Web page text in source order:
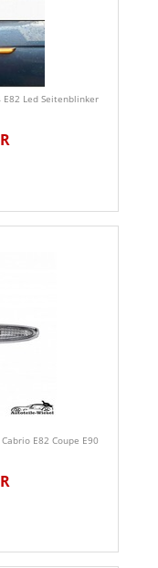
E82 Led Seitenblinker
E82 Coupe E90